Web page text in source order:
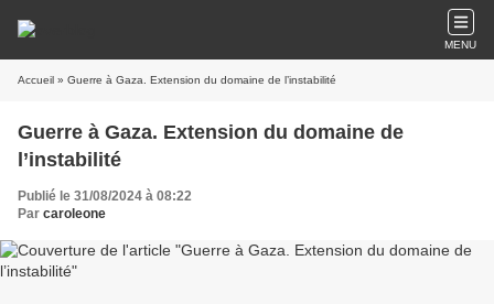
MENU
Accueil » Guerre à Gaza. Extension du domaine de l’instabilité
Guerre à Gaza. Extension du domaine de
l’instabilité
Publié le 31/08/2024 à 08:22
Par caroleone